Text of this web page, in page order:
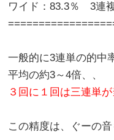
ワイド：83.3％ 3連
一般的に3連単の的中
平均の約3～4倍、、
３回に１回は三連単
この精度は、ぐーの音